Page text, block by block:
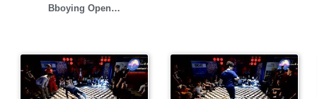
Bboying Open…